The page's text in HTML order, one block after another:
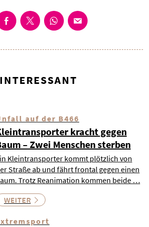
auf der B466
kracht gegen
– Zwei Menschen sterben
Kleintransporter kommt plötzlich von
Straße ab und fährt frontal gegen einen
Trotz Reanimation kommen beide …
WEITER